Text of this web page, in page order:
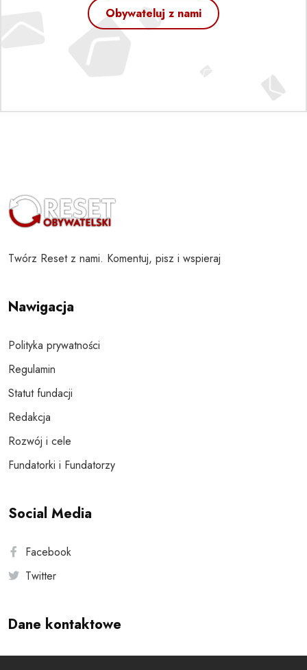
Obywateluj z nami
Twórz Reset z nami. Komentuj, pisz i wspieraj
Nawigacja
Polityka prywatności
Regulamin
Statut fundacji
Redakcja
Rozwój i cele
Fundatorki i Fundatorzy
Social Media
Facebook
Twitter
Dane kontaktowe